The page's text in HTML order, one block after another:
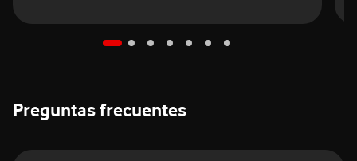
Preguntas frecuentes